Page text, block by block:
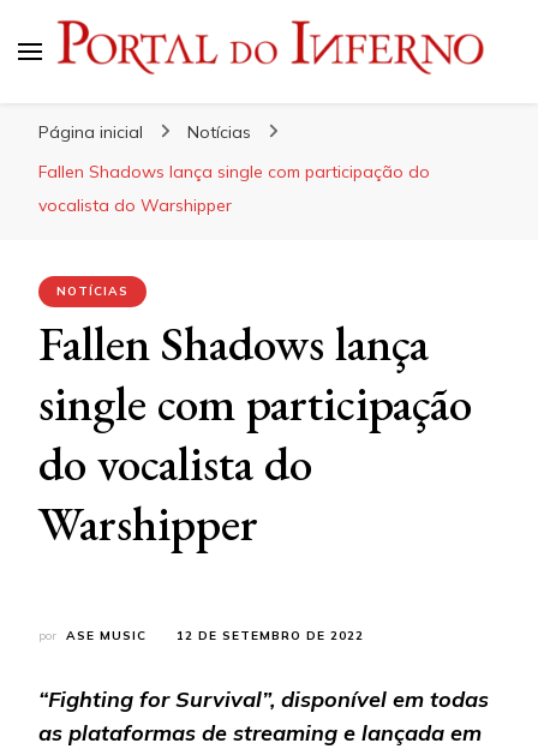
Página inicial
Notícias
Fallen Shadows lança single com participação do
vocalista do Warshipper
NOTÍCIAS
Fallen Shadows lança
single com participação
do vocalista do
Warshipper
por ASE MUSIC 12 DE SETEMBRO DE 2022
“Fighting for Survival”, disponível em todas
as plataformas de streaming e lançada em